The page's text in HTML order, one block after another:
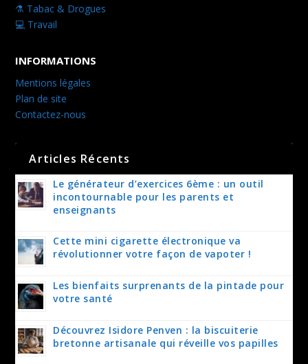
⚗️ Tabac & Drogues
💻 Travail
INFORMATIONS
Mentions légales
Plan de site
Contactez-nous
Articles Récents
Le générateur d’exercices 6ème : un outil
incontournable pour les parents et
enseignants
Cette mini cigarette électronique va
révolutionner votre façon de vapoter !
Les bienfaits surprenants de la pintade pour
votre santé
Découvrez Isidore Penven : la biscuiterie
bretonne artisanale qui réveille vos papilles